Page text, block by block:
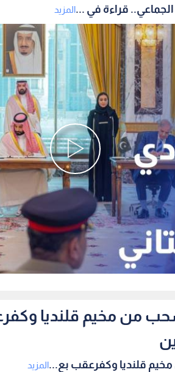
قراءة في ...المزيد
من مخيم قلنديا
قلنديا وكفرعقب بع...المزيد